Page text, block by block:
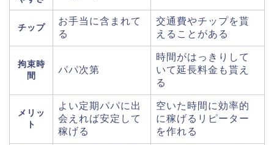
チップ
お手当に含まれて
る
交通費やチップを貰
えることがある
拘束時
間
パパ次第
時間がはっきりして
いて延長料金も貰え
る
メリッ
ト
よい定期パパに出
会えれば安定して
稼げる
空いた時間に効率的
に稼げるリピーター
を作れる